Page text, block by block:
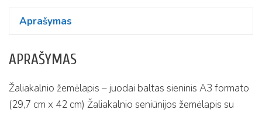
Aprašymas
APRAŠYMAS
Žaliakalnio žemėlapis – juodai baltas sieninis A3 formato
(29,7 cm x 42 cm) Žaliakalnio seniūnijos žemėlapis su